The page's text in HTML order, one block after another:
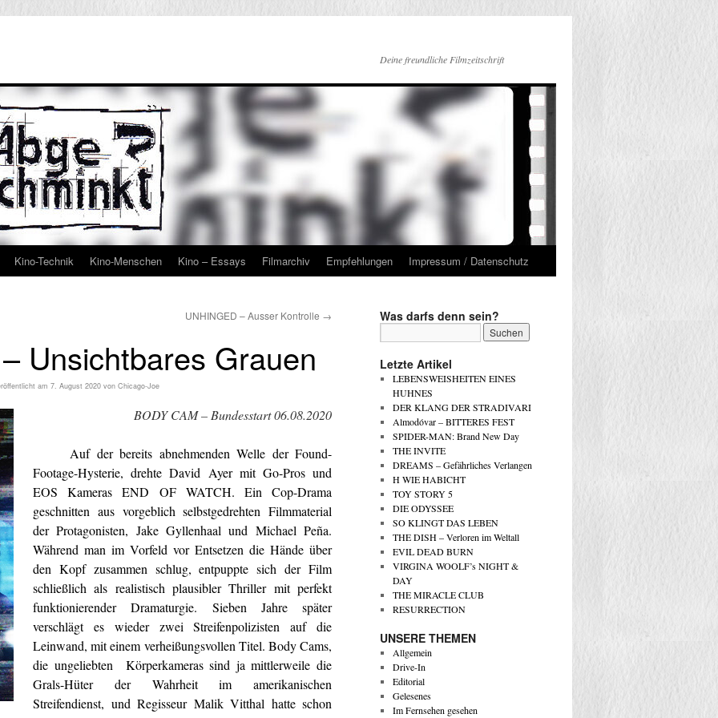
Deine freundliche Filmzeitschrift
Kino-Technik Kino-Menschen Kino – Essays Filmarchiv Empfehlungen Impressum / Datenschutz
UNHINGED – Ausser Kontrolle →
Unsichtbares Grauen
am 7. August 2020 von Chicago-Joe
BODY CAM – Bundesstart 06.08.2020
Auf der bereits abnehmenden Welle der Found-
Footage-Hysterie, drehte David Ayer mit Go-Pros und
EOS Kameras END OF WATCH. Ein Cop-Drama
geschnitten aus vorgeblich selbstgedrehten Filmmaterial
der Protagonisten, Jake Gyllenhaal und Michael Peña.
Während man im Vorfeld vor Entsetzen die Hände über
den Kopf zusammen schlug, entpuppte sich der Film
schließlich als realistisch plausibler Thriller mit perfekt
funktionierender Dramaturgie. Sieben Jahre später
verschlägt es wieder zwei Streifenpolizisten auf die
Leinwand, mit einem verheißungsvollen Titel. Body Cams,
die ungeliebten Körperkameras sind ja mittlerweile die
Grals-Hüter der Wahrheit im amerikanischen
Streifendienst, und Regisseur Malik Vitthal hatte schon
Was darfs denn sein?
Letzte Artikel
LEBENSWEISHEITEN EINES
HUHNES
DER KLANG DER STRADIVARI
Almodóvar – BITTERES FEST
SPIDER-MAN: Brand New Day
THE INVITE
DREAMS – Gefährliches Verlangen
H WIE HABICHT
TOY STORY 5
DIE ODYSSEE
SO KLINGT DAS LEBEN
THE DISH – Verloren im Weltall
EVIL DEAD BURN
VIRGINA WOOLF’s NIGHT &
DAY
THE MIRACLE CLUB
RESURRECTION
UNSERE THEMEN
Allgemein
Drive-In
Editorial
Gelesenes
Im Fernsehen gesehen